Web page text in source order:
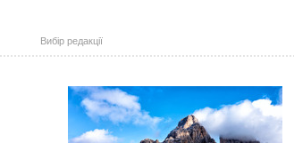
Вибір редакції